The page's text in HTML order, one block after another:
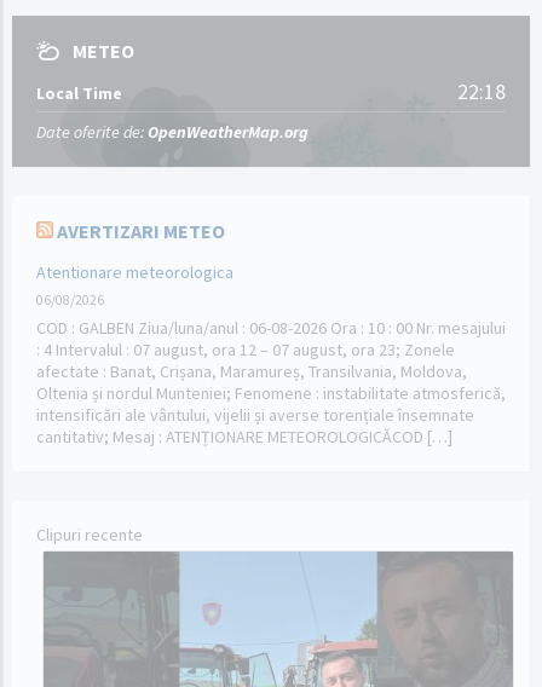
METEO
Local Time 22:18
Date oferite de: OpenWeatherMap.org
AVERTIZARI METEO
Atentionare meteorologica
06/08/2026
COD : GALBEN Ziua/luna/anul : 06-08-2026 Ora : 10 : 00 Nr. mesajului
: 4 Intervalul : 07 august, ora 12 – 07 august, ora 23; Zonele
afectate : Banat, Crișana, Maramureș, Transilvania, Moldova,
Oltenia și nordul Munteniei; Fenomene : instabilitate atmosferică,
intensificări ale vântului, vijelii și averse torențiale însemnate
cantitativ; Mesaj : ATENȚIONARE METEOROLOGICĂCOD […]
Clipuri recente